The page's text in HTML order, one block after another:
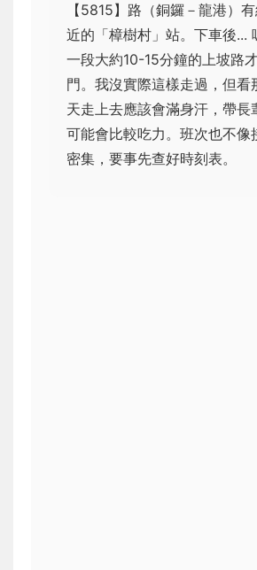
【5815】路（銅鑼－龍港）
近的「樟樹村」站。下車後...
一段大約10-15分鐘的上坡路
門。我沒實際這樣走過，但看
天走上去應該會滿身汗，帶長
可能會比較吃力。班次也不像
密集，要事先查好時刻表。